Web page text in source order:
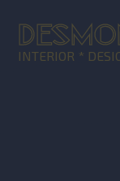
INTERIOR *